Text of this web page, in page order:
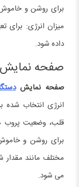
برای روشن و
میزان انرژی: برای
داده شود.
صفحه نمایش
صفحه نمایش
انرژی انتخاب شده
قلب، وضعیت پروب
برای روشن و
می شود.